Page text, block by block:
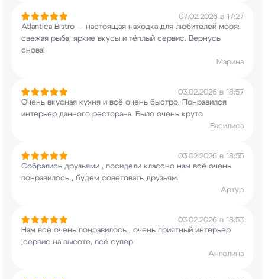
07.02.2026 в 17:27
Atlantica Bistro — настоящая находка для любителей моря:
свежая рыба, яркие вкусы и тёплый сервис. Вернусь
снова!
Марина
03.02.2026 в 18:57
Очень вкусная кухня и всё очень быстро. Понравился
интерьер данного ресторана. Было очень круто
Василиса
03.02.2026 в 18:55
Собрались друзьями , посидели классно нам всё очень
понравилось , будем советовать друзьям.
Артур
03.02.2026 в 18:53
Нам все очень понравилось , очень приятный интерьер
,сервис на высоте, всё супер
Ангелина